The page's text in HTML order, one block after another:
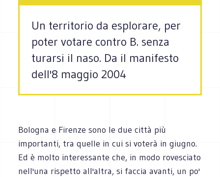
Un territorio da esplorare, per
poter votare contro B. senza
turarsi il naso. Da il manifesto
dell'8 maggio 2004
Bologna e Firenze sono le due città più
importanti, tra quelle in cui si voterà in giugno.
Ed è molto interessante che, in modo rovesciato
nell'una rispetto all'altra, si faccia avanti, un po'